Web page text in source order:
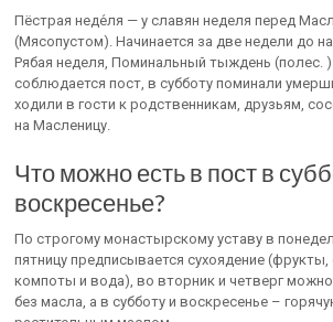
Пёстрая неде́ля — у славян неделя перед
(Мясопустом). Начинается за две недели до
Рябая неделя, Поминальный тыждень (полес. )
соблюдается пост, в субботу поминали
ходили в гости к родственникам, друзьям,
на Масленицу.
Что можно есть в пост в
воскресенье?
По строгому монастырскому уставу в
пятницу предписывается сухоядение (фрукты,
компоты и вода), во вторник и четверг
без масла, а в субботу и воскресенье –